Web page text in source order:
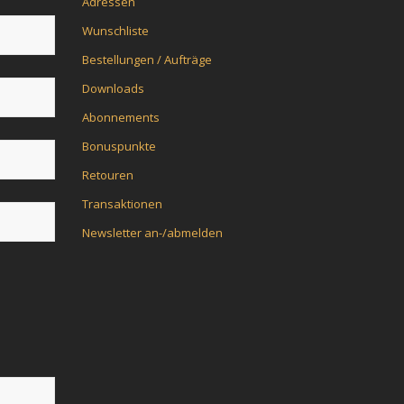
Wunschliste
Bestellungen / Aufträge
Downloads
Abonnements
Bonuspunkte
Retouren
Transaktionen
Newsletter an-/abmelden